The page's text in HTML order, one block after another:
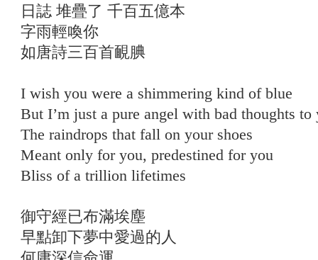
日誌 堆疊了 千百五億本
字雨輕喚你
如唐詩三百首靦腆
I wish you were a shimmering kind of blue
But I’m just a pure angel with bad thoughts to
The raindrops that fall on your shoes
Meant only for you, predestined for you
Bliss of a trillion lifetimes
御守經已布滿埃塵
早點卸下夢中愛過的人